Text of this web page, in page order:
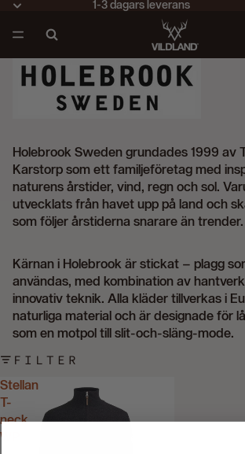
1-3 dagars leverans
Holebrook Sweden grundades 1999 av
Karstorp som ett familjeföretag med
naturens årstider, vind, regn och sol.
utvecklats från havet upp på land och
som följer årstiderna snarare än trender.
Kärnan i Holebrook är stickat – plagg
användas, med kombination av
innovativ teknik. Alla kläder tillverkas i
naturliga material och är designade för
som en motpol till slit-och-släng-mode.
FILTER
Stellan
T-
neck
WP